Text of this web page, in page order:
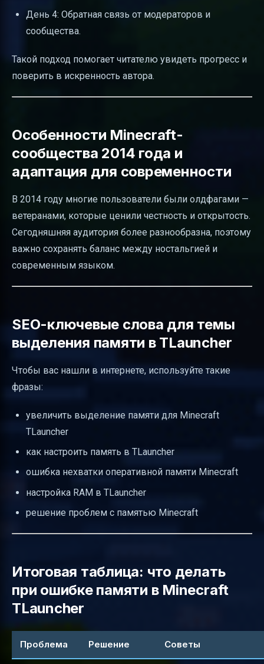
День 4: Обратная связь от модераторов и
сообщества.
Такой подход помогает читателю увидеть прогресс и
поверить в искренность автора.
Особенности Minecraft-
сообщества 2014 года и
адаптация для современности
В 2014 году многие пользователи были олдфагами —
ветеранами, которые ценили честность и открытость.
Сегодняшняя аудитория более разнообразна, поэтому
важно сохранять баланс между ностальгией и
современным языком.
SEO-ключевые слова для темы
выделения памяти в TLauncher
Чтобы вас нашли в интернете, используйте такие
фразы:
увеличить выделение памяти для Minecraft
TLauncher
как настроить память в TLauncher
ошибка нехватки оперативной памяти Minecraft
настройка RAM в TLauncher
решение проблем с памятью Minecraft
Итоговая таблица: что делать
при ошибке памяти в Minecraft
TLauncher
Проблема Решение Советы